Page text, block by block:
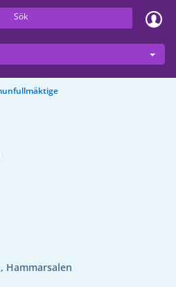
Sök
Hammarsalen